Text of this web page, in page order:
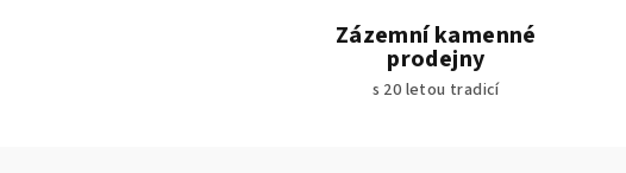
Zázemní kamenné
prodejny
s 20 letou tradicí